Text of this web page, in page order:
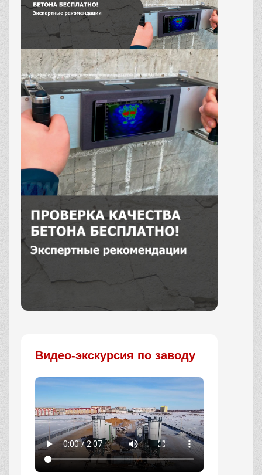
Видео-экскурсия по заводу